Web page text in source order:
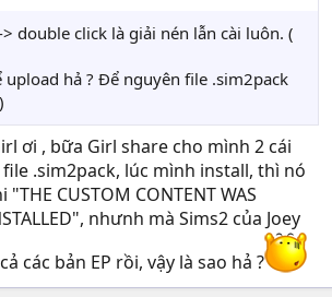
double click là giải nén lẫn cài luôn. (
upload hả ? Để nguyên file .sim2pack
ơi , bữa Girl share cho mình 2 cái
.sim2pack, lúc mình install, thì nó
CUSTOM CONTENT WAS
nhưnh mà Sims2 của Joey
các bản EP rồi, vậy là sao hả ?